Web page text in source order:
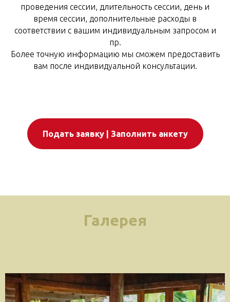
проведения сессии, длительность сессии, день и
время сессии, дополнительные расходы в
соответствии с вашим индивидуальным запросом и
пр.
Более точную информацию мы сможем предоставить
вам после индивидуальной консультации.
Подать заявку | Заполнить анкету
Галерея